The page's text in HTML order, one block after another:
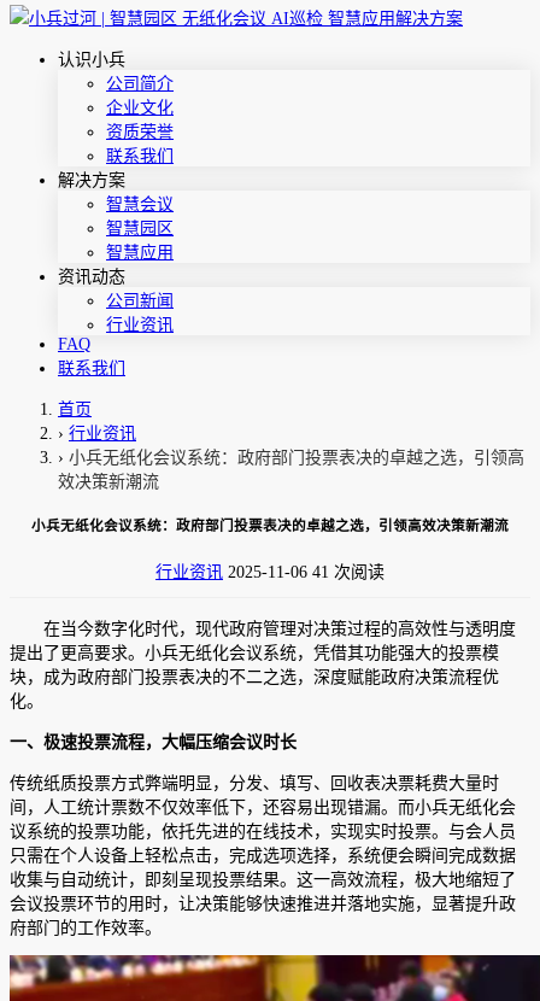
认识小兵
公司简介
企业文化
资质荣誉
联系我们
解决方案
智慧会议
智慧园区
智慧应用
资讯动态
公司新闻
行业资讯
FAQ
联系我们
首页
› 行业资讯
› 小兵无纸化会议系统：政府部门投票表决的卓越之选，引领高
效决策新潮流
小兵无纸化会议系统：政府部门投票表决的卓越之选，引领高效决策新潮流
行业资讯 2025-11-06 41 次阅读
在当今数字化时代，现代政府管理对决策过程的高效性与透明度
提出了更高要求。小兵无纸化会议系统，凭借其功能强大的投票模
块，成为政府部门投票表决的不二之选，深度赋能政府决策流程优
化。
一、极速投票流程，大幅压缩会议时长
传统纸质投票方式弊端明显，分发、填写、回收表决票耗费大量时
间，人工统计票数不仅效率低下，还容易出现错漏。而小兵无纸化会
议系统的投票功能，依托先进的在线技术，实现实时投票。与会人员
只需在个人设备上轻松点击，完成选项选择，系统便会瞬间完成数据
收集与自动统计，即刻呈现投票结果。这一高效流程，极大地缩短了
会议投票环节的用时，让决策能够快速推进并落地实施，显著提升政
府部门的工作效率。